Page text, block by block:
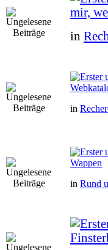
mir,
in
in
Wappen
in Rund